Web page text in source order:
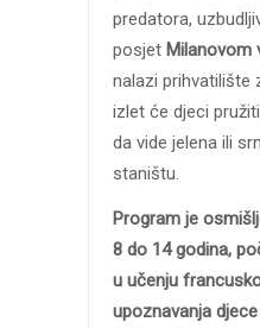
predatora,
posjet Milanovom
nalazi prihvatilište
izlet će djeci
da vide jelena ili
staništu.
Program je
8 do 14 godina,
u učenju
upoznavanja